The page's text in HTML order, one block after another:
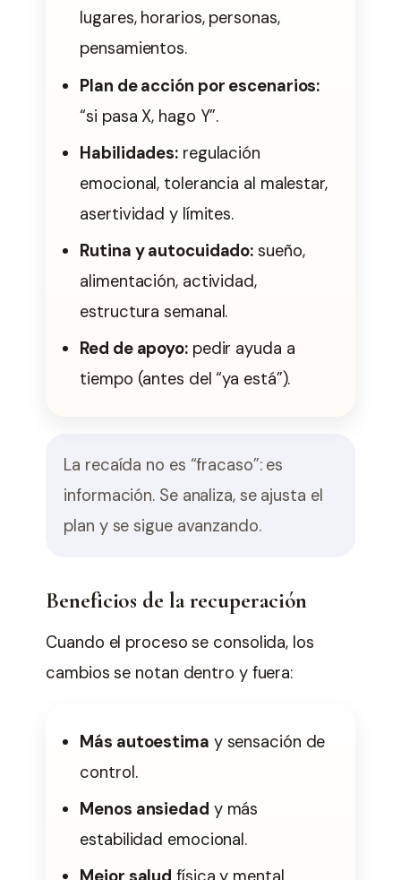
lugares, horarios, personas,
pensamientos.
Plan de acción por escenarios:
“si pasa X, hago Y”.
Habilidades: regulación
emocional, tolerancia al malestar,
asertividad y límites.
Rutina y autocuidado: sueño,
alimentación, actividad,
estructura semanal.
Red de apoyo:pedir ayuda a
tiempo (antes del “ya está”).
La recaída no es “fracaso”: es
información. Se analiza, se ajusta el
plan y se sigue avanzando.
Beneficios de la recuperación
Cuando el proceso se consolida, los
cambios se notan dentro y fuera:
Más autoestima y sensación de
control.
Menos ansiedad y más
estabilidad emocional.